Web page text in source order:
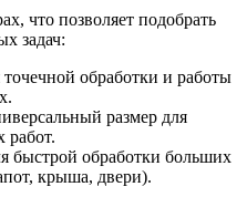
что позволяет подобрать
задач:
обработки и работы
размер для
работ.
быстрой обработки больших
крыша, двери).